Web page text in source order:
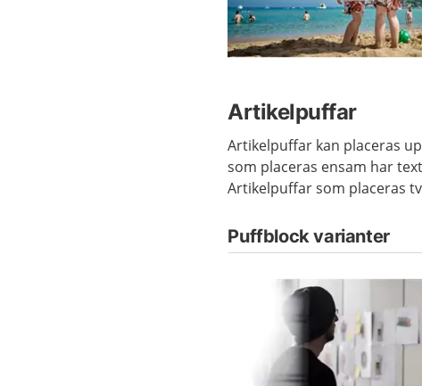
Artikelpuffar
Artikelpuffar kan placeras
som placeras ensam har
Artikelpuffar som placeras
Puffblock varianter